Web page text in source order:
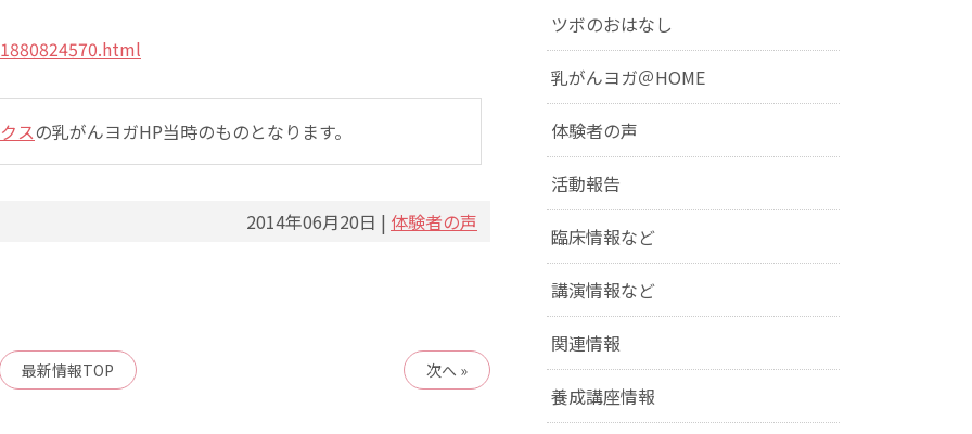
スの乳がんヨガHP当時のものとなります。
2014年06月20日 | 体験者の声
最新情報TOP 次へ »
ツボのおはなし
乳がんヨガ＠HOME
体験者の声
活動報告
臨床情報など
講演情報など
関連情報
養成講座情報